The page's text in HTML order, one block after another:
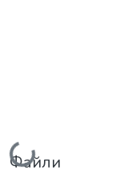
Вантажиться...
Файли